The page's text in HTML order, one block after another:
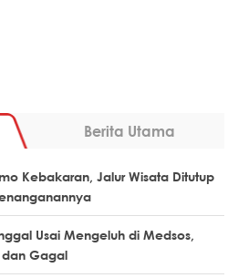
Berita Utama
Kebakaran, Jalur Wisata Ditutup
Usai Mengeluh di Medsos,
dan Gagal